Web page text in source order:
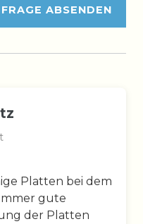
FRAGE ABSENDEN
Platten bei dem
gute
der Platten